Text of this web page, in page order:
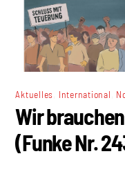
Aktuelles International
Wir
(Funke Nr.